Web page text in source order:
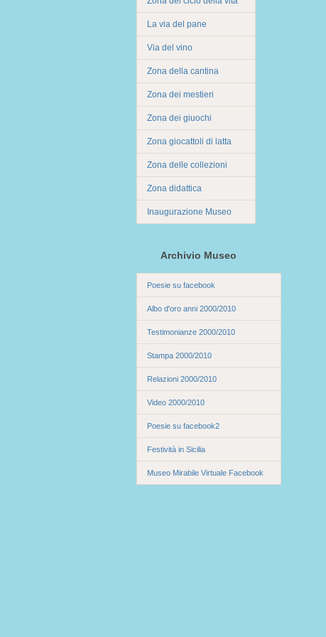
La via del pane
Via del vino
Zona della cantina
Zona dei mestieri
Zona dei giuochi
Zona giocattoli di latta
Zona delle collezioni
Zona didattica
Inaugurazione Museo
Archivio Museo
Poesie su facebook
Albo d'oro anni 2000/2010
Testimonianze 2000/2010
Stampa 2000/2010
Relazioni 2000/2010
Video 2000/2010
Poesie su facebook2
Festività in Sicilia
Museo Mirabile Virtuale Facebook